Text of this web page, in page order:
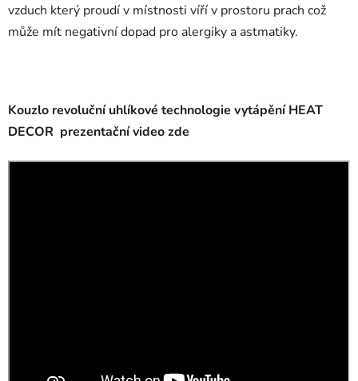
vzduch který proudí v místnosti víří v prostoru prach což
může mít negativní dopad pro alergiky a astmatiky.
Kouzlo revoluční uhlíkové technologie vytápění HEAT
DECOR prezentační video zde